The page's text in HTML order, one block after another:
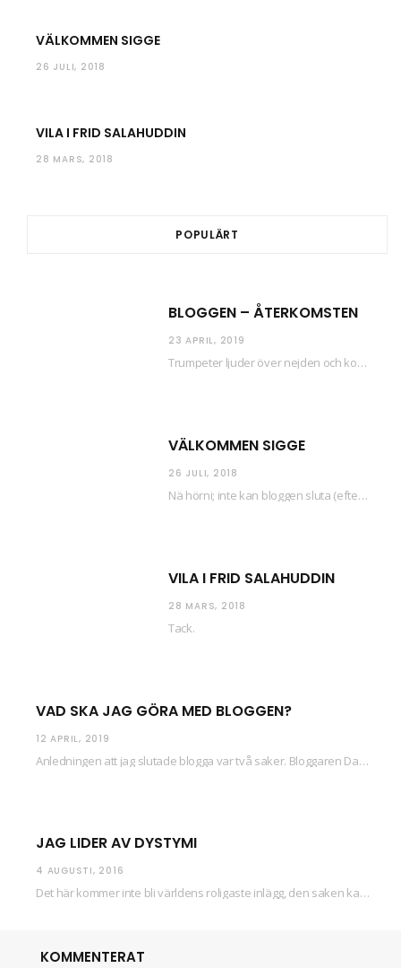
VÄLKOMMEN SIGGE
26 JULI, 2018
VILA I FRID SALAHUDDIN
28 MARS, 2018
POPULÄRT
BLOGGEN – ÅTERKOMSTEN
23 APRIL, 2019
Trumpeter ljuder över nejden och konfetti regnar längsmed husfasaderna – FREDEN ÄR HÄR! Eller ahem.…
VÄLKOMMEN SIGGE
26 JULI, 2018
Nä hörni; inte kan bloggen sluta (eftersom jag så sällan uppdaterar skiten) i sånt supermoll.…
VILA I FRID SALAHUDDIN
28 MARS, 2018
Tack.
VAD SKA JAG GÖRA MED BLOGGEN?
12 APRIL, 2019
Anledningen att jag slutade blogga var två saker. Bloggaren Daniel skrev ut checkar som personen…
JAG LIDER AV DYSTYMI
4 AUGUSTI, 2016
Det här kommer inte bli världens roligaste inlägg, den saken kan ni räkna med. Det…
KOMMENTERAT